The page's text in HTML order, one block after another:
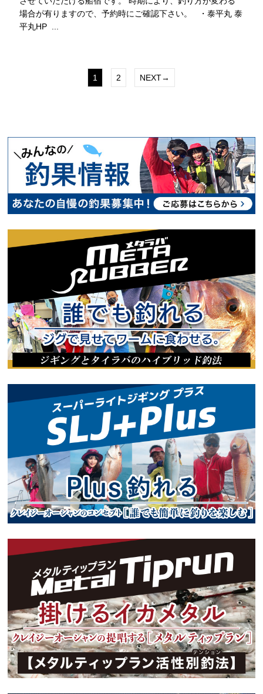
場合が有りますので、予約時にご確認下さい。 ・泰平丸 泰
平丸HP ...
1 2 NEXT→